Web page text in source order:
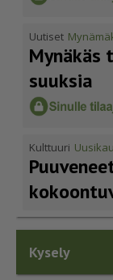
Uutiset
Mynäkäs
suuksia
Kulttuuri
Kysely